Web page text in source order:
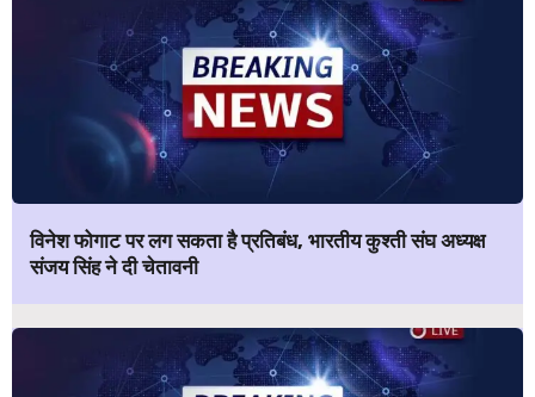
विनेश फोगाट पर लग सकता है प्रतिबंध, भारतीय कुश्ती संघ अध्यक्ष
संजय सिंह ने दी चेतावनी